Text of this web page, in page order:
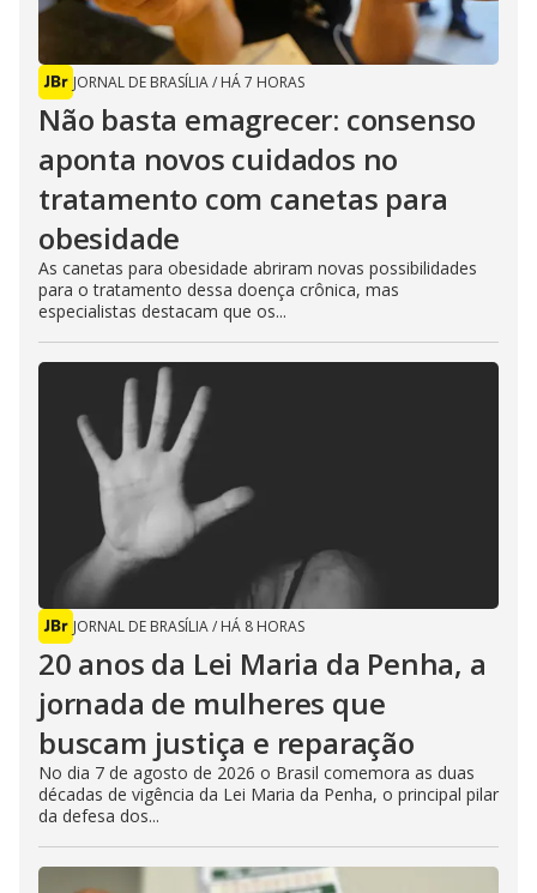
JORNAL DE BRASÍLIA/ HÁ 7 HORAS
Não basta emagrecer: consenso
aponta novos cuidados no
tratamento com canetas para
obesidade
As canetas para obesidade abriram novas possibilidades
para o tratamento dessa doença crônica, mas
especialistas destacam que os...
JORNAL DE BRASÍLIA/ HÁ 8 HORAS
20 anos da Lei Maria da Penha, a
jornada de mulheres que
buscam justiça e reparação
No dia 7 de agosto de 2026 o Brasil comemora as duas
décadas de vigência da Lei Maria da Penha, o principal pilar
da defesa dos...